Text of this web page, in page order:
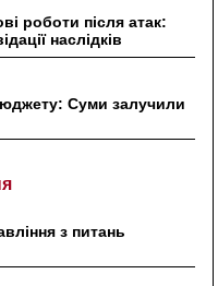
роботи після атак:
наслідків
Суми залучили
з питань